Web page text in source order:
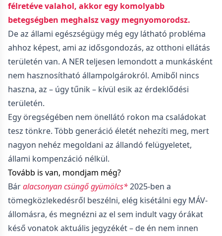
félretéve valahol, akkor egy komolyabb
betegségben meghalsz vagy megnyomorodsz.
De az állami egészségügy még egy látható probléma
ahhoz képest, ami az idősgondozás, az otthoni ellátás
területén van. A NER teljesen lemondott a munkásként
nem hasznosítható állampolgárokról. Amiből nincs
haszna, az – úgy tűnik – kívül esik az érdeklődési
területén.
Egy öregségében nem önellátó rokon ma családokat
tesz tönkre. Több generáció életét nehezíti meg, mert
nagyon nehéz megoldani az állandó felügyeletet,
állami kompenzáció nélkül.
Tovább is van, mondjam még?
Báralacsonyan csüngő gyümölcs*2025-ben a
tömegközlekedésről beszélni, elég kisétálni egy MÁV-
állomásra, és megnézni az el sem indult vagy órákat
késő vonatok aktuális jegyzékét – de én nem innen